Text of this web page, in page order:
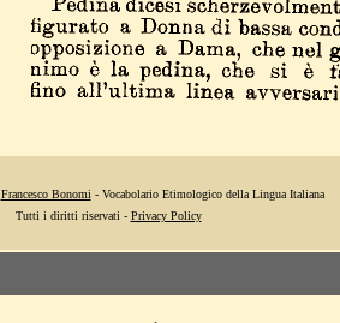
Francesco Bonomi - Vocabolario Etimologico della Lingua Italiana
Tutti i diritti riservati - Privacy Policy